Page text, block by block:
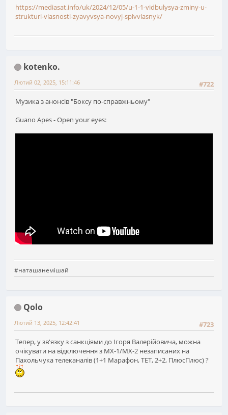
https://mediasat.info/uk/2024/12/05/u-1-1-vidbulysya-zminy-u-
strukturi-vlasnosti-zyavyvsya-novyj-spivvlasnyk/
kotenko.
#722
Лютий 02, 2025, 15:11:46
Музика з анонсів "Боксу по-справжньому"
Guano Apes - Open your eyes:
#наташанемішай
Qolo
#723
Лютий 13, 2025, 12:42:41
Тепер, у зв'язку з санкціями до Ігоря Валерійовича, можна
очікувати на відключення з МХ-1/MX-2 незаписаних на
Пахольчука телеканалів (1+1 Марафон, ТЕТ, 2+2, ПлюсПлюс) ?